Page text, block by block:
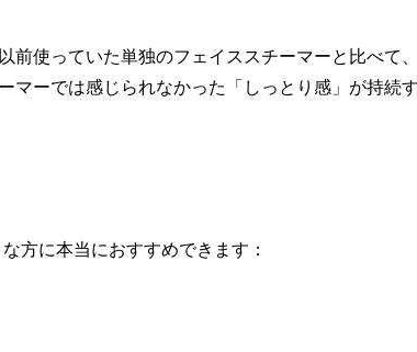
前使っていた単独のフェイススチーマーと比べて
マーでは感じられなかった「しっとり感」が持続
方に本当におすすめできます：